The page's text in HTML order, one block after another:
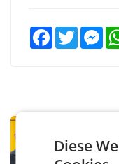
FacebookTwitter
Diese